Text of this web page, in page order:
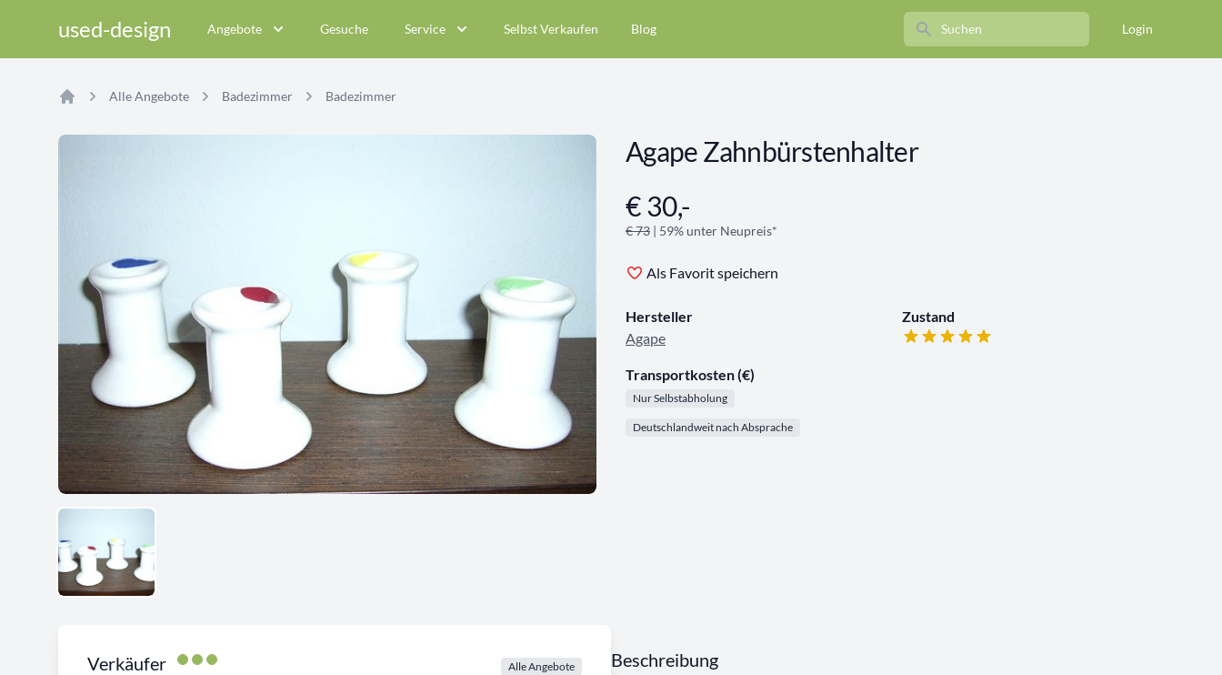
used-design Angebote Gesuche Service Selbst Verkaufen Blog Search Login
Alle Angebote Badezimmer Badezimmer
Agape Zahnbürstenhalter
Angebotsinformationen
€ 30,-
€ 73 | 59% unter Neupreis*
Als Favorit speichern
Hersteller
Agape
Zustand
Transportkosten (€)
Nur Selbstabholung
Deutschlandweit nach Absprache
Verkäufer Alle Angebote Beschreibung